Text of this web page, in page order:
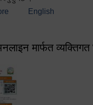
about स्वागतम!!!
English
मार्फत व्यक्तिगत